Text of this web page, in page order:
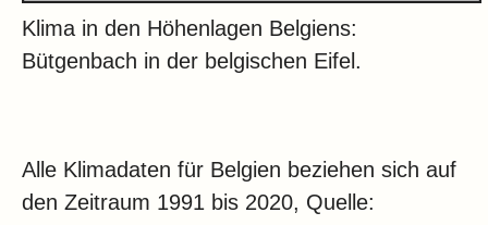
Klima in den Höhenlagen Belgiens:
Bütgenbach in der belgischen Eifel.
Alle Klimadaten für Belgien beziehen sich auf
den Zeitraum 1991 bis 2020, Quelle: